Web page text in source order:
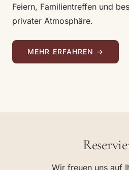
Feiern, Familientreffen und
privater Atmosphäre.
MEHR ERFAHREN →
Wir freuen uns auf